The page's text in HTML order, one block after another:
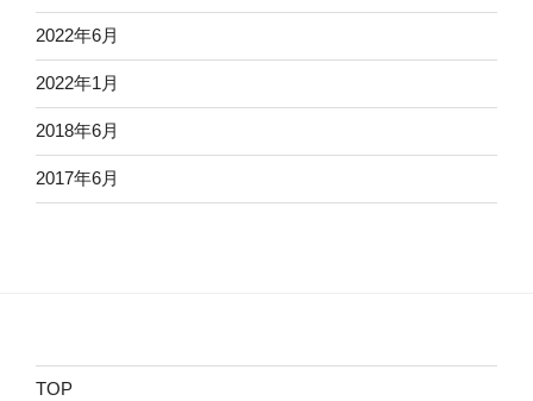
2022年6月
2022年1月
2018年6月
2017年6月
TOP